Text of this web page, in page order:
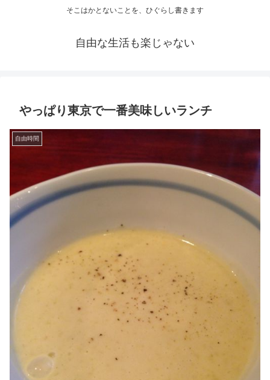
そこはかとないことを、ひぐらし書きます
自由な生活も楽じゃない
やっぱり東京で一番美味しいランチ
自由時間